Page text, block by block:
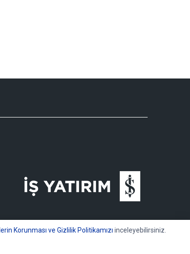
Korunması ve Gizlilik Politikamızı inceleyebilirsiniz.